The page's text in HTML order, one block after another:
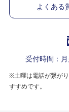
よくある
受付時間：
※土曜は電話が繋が
すすめです。